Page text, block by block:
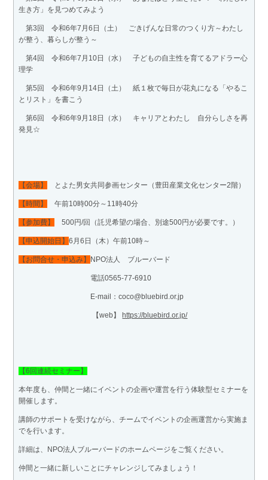
生き方」を見つめてみよう
第3回 令和6年7月6日（土） ごきげんな日常のつくり方～わたし
が整う、暮らしが整う～
第4回 令和6年7月10日（水） 子どもの自主性を育てるアドラー心
理学
第5回 令和6年9月14日（土） 紙１枚で毎日が花丸になる「やるこ
とリスト」を書こう
第6回 令和6年9月18日（水） キャリアとわたし 自分らしさを再
発見☆
【会場】 とよた男女共同参画センター（豊田産業文化センター2階）
【時間】 午前10時00分～11時40分
【参加費】 500円/回（託児希望の場合、別途500円が必要です。）
【申込開始日】6月6日（木）午前10時～
【お問合せ・申込み】 NPO法人 ブルーバード
電話0565-77-6910
E-mail：coco@bluebird.or.jp
【web】 https://bluebird.or.jp/
【6回連続セミナー】
本年度も、仲間と一緒にイベントの企画や運営を行う体験型セミナーを
開催します。
講師のサポートを受けながら、チームでイベントの企画運営から実施ま
でを行います。
詳細は、NPO法人ブルーバードのホームページをご覧ください。
仲間と一緒に新しいことにチャレンジしてみましょう！